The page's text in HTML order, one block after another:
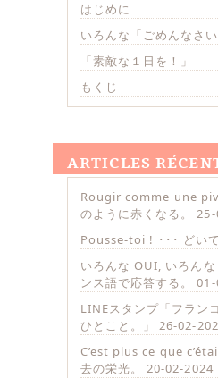
はじめに
いろんな「ごめんなさい
「素敵な１日を！」
もくじ
ARTICLES
Rougir comme une
のように赤くなる。
Pousse-toi ! ･･･ どいて
いろんな OUI, いろん
ンス語で応答する。
LINEスタンプ「フラン
ひとこと。」
26-02-
C’est plus ce que
去の栄光。
20-02-2024